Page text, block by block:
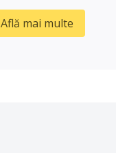
Află mai multe